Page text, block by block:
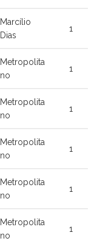
Marcílio
Dias
1
Metropolita
no
1
Metropolita
no
1
Metropolita
no
1
Metropolita
no
1
Metropolita
no
1